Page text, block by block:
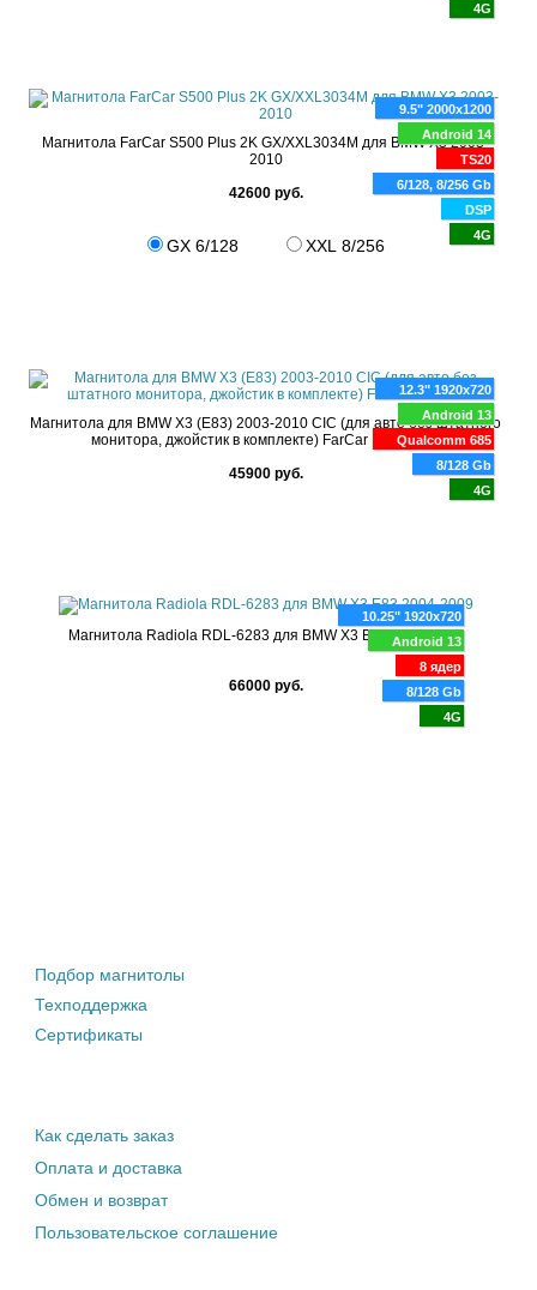
4G
9.5" 2000x1200
Android 14
TS20
6/128, 8/256 Gb
DSP
4G
Магнитола FarCar S500 Plus 2K GX/XXL3034M для BMW X3 2003-
2010
42600 руб.
GX 6/128 XXL 8/256
12.3" 1920x720
Android 13
Qualcomm 685
8/128 Gb
4G
Магнитола для BMW X3 (E83) 2003-2010 CIC (для авто без штатного
монитора, джойстик в комплекте) FarCar BMW2009
45900 руб.
10.25" 1920x720
Android 13
8 ядер
8/128 Gb
4G
Магнитола Radiola RDL-6283 для BMW X3 E83 2004-2009
66000 руб.
Подбор магнитолы
Техподдержка
Сертификаты
Как сделать заказ
Оплата и доставка
Обмен и возврат
Пользовательское соглашение